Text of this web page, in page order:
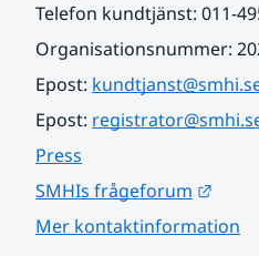
Telefon kundtjänst: 011-
Organisationsnummer:
Epost:
Epost:
Press
SMHIs frågeforum
Mer kontaktinformation